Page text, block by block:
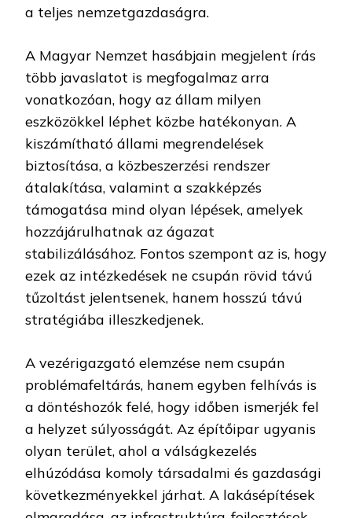
a teljes nemzetgazdaságra.
A Magyar Nemzet hasábjain megjelent írás
több javaslatot is megfogalmaz arra
vonatkozóan, hogy az állam milyen
eszközökkel léphet közbe hatékonyan. A
kiszámítható állami megrendelések
biztosítása, a közbeszerzési rendszer
átalakítása, valamint a szakképzés
támogatása mind olyan lépések, amelyek
hozzájárulhatnak az ágazat
stabilizálásához. Fontos szempont az is, hogy
ezek az intézkedések ne csupán rövid távú
tűzoltást jelentsenek, hanem hosszú távú
stratégiába illeszkedjenek.
A vezérigazgató elemzése nem csupán
problémafeltárás, hanem egyben felhívás is
a döntéshozók felé, hogy időben ismerjék fel
a helyzet súlyosságát. Az építőipar ugyanis
olyan terület, ahol a válságkezelés
elhúzódása komoly társadalmi és gazdasági
következményekkel járhat. A lakásépítések